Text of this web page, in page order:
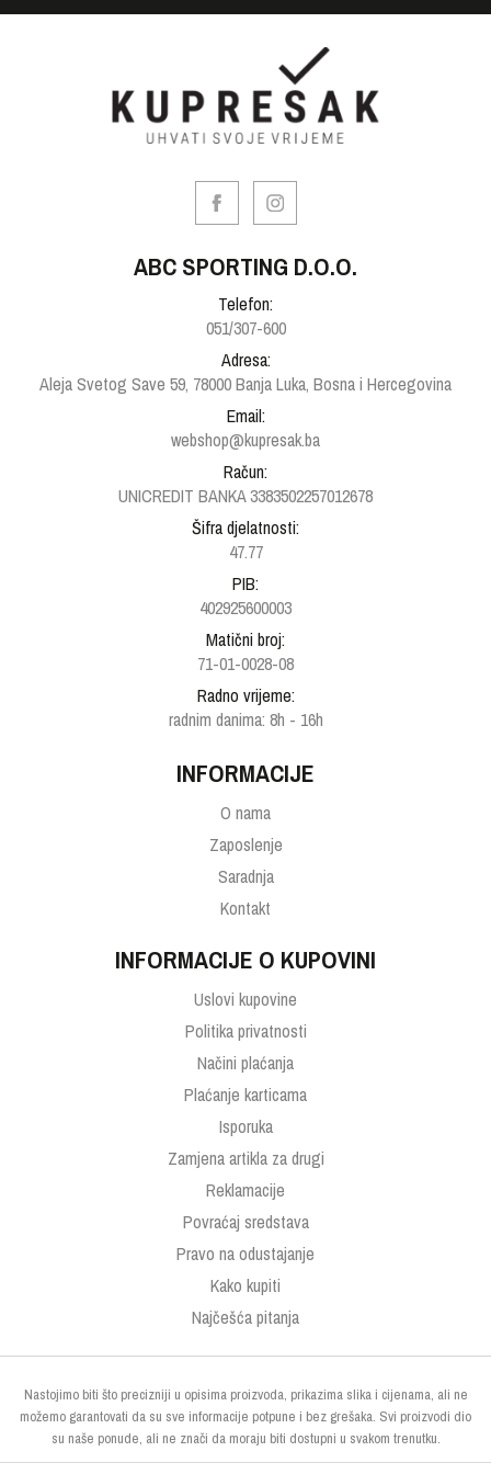
ABC SPORTING D.O.O.
Telefon:
051/307-600
Adresa:
Aleja Svetog Save 59, 78000 Banja Luka, Bosna i Hercegovina
Email:
webshop@kupresak.ba
Račun:
UNICREDIT BANKA 3383502257012678
Šifra djelatnosti:
47.77
PIB:
402925600003
Matični broj:
71-01-0028-08
Radno vrijeme:
radnim danima: 8h - 16h
INFORMACIJE
O nama
Zaposlenje
Saradnja
Kontakt
INFORMACIJE O KUPOVINI
Uslovi kupovine
Politika privatnosti
Načini plaćanja
Plaćanje karticama
Isporuka
Zamjena artikla za drugi
Reklamacije
Povraćaj sredstava
Pravo na odustajanje
Kako kupiti
Najčešća pitanja
Nastojimo biti što precizniji u opisima proizvoda, prikazima slika i cijenama, ali ne
možemo garantovati da su sve informacije potpune i bez grešaka. Svi proizvodi dio
su naše ponude, ali ne znači da moraju biti dostupni u svakom trenutku.